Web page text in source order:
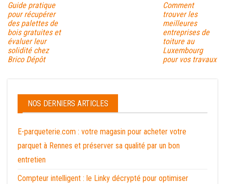
Guide pratique
pour récupérer
des palettes de
bois gratuites et
évaluer leur
solidité chez
Brico Dépôt
Comment
trouver les
meilleures
entreprises de
toiture au
Luxembourg
pour vos travaux
NOS DERNIERS ARTICLES
E-parqueterie.com : votre magasin pour acheter votre
parquet à Rennes et préserver sa qualité par un bon
entretien
Compteur intelligent : le Linky décrypté pour optimiser